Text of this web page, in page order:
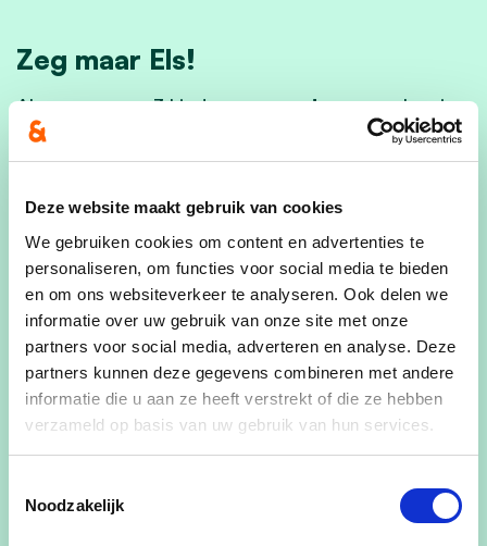
Deze website maakt gebruik van cookies
We gebruiken cookies om content en advertenties te
personaliseren, om functies voor social media te bieden
en om ons websiteverkeer te analyseren. Ook delen we
informatie over uw gebruik van onze site met onze
partners voor social media, adverteren en analyse. Deze
partners kunnen deze gegevens combineren met andere
informatie die u aan ze heeft verstrekt of die ze hebben
verzameld op basis van uw gebruik van hun services.
Noodzakelijk
Zeg maar Els!
Alsmamavan 3 kinderen enondernemerkan je
me zien als een harde werker. Sinds 1997 ben ik
gelukkig getrouwd met Gerdi Beernaert. Via mijn
vlot aanspreekbaar.
Kansen geven aan het sociale leven, ruimte
voor
detailhandel inclusief horeca
, een band
met dewijkagent, veiligheidin de
schoolomgevingen,bouwbeleiden de bijhorende
verkeersoplossingen zijn mijn punten.
Mijn ervaring in hetverenigingsleven en het
wil ik ten dienste stellen van elke
inwoner. Samen kunnen we meer! Met uw steun